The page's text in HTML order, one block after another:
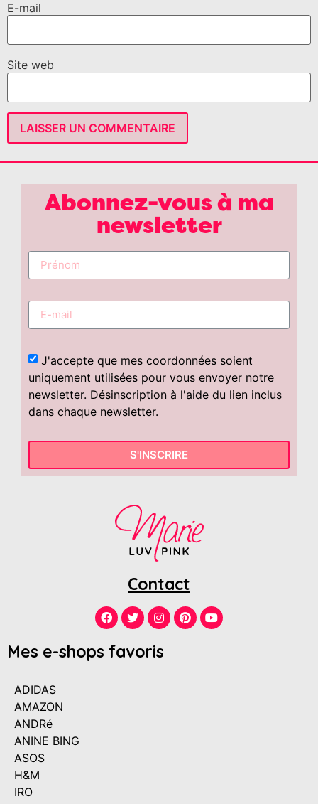
E-mail
Site web
Abonnez-vous à ma
newsletter
J'accepte que mes coordonnées soient
uniquement utilisées pour vous envoyer notre
newsletter. Désinscription à l'aide du lien inclus
dans chaque newsletter.
S'INSCRIRE
Contact
Mes e-shops favoris
ADIDAS
AMAZON
ANDRé
ANINE BING
ASOS
H&M
IRO